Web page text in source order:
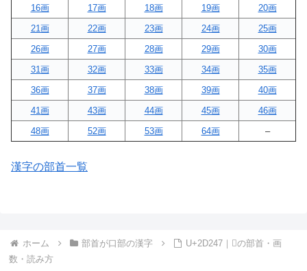
16画
17画 18画 19画
20画
21画
22画 23画 24画
25画
26画
27画 28画 29画
30画
31画
32画 33画 34画
35画
36画
37画 38画 39画
40画
41画
43画 44画 45画
46画
48画
52画 53画 64画 –
漢字の部首一覧
ホーム 部首が口部の漢字
U+2D247｜𭉇の部首・画
数・読み方